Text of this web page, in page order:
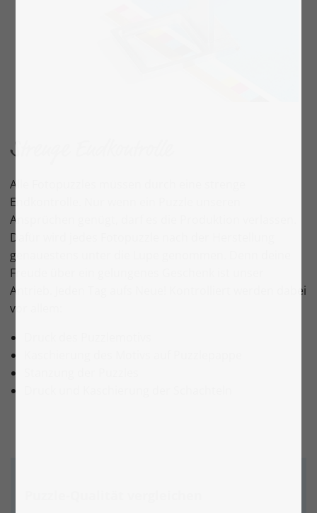
Strenge Endkontrolle
Alle Fotopuzzles müssen durch eine strenge
Endkontrolle. Nur wenn ein Puzzle unseren
Ansprüchen genügt, darf es die Produktion verlassen.
Dafür wird jedes Fotopuzzle nach der Herstellung
genauestens unter die Lupe genommen. Denn deine
Freude über ein gelungenes Geschenk ist unser
Antrieb. Jeden Tag aufs Neue! Kontrolliert werden dabei
vor allem: